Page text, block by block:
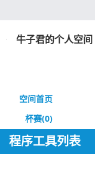
牛子君的个人空间
空间首页
杯赛(0)
程序工具列表